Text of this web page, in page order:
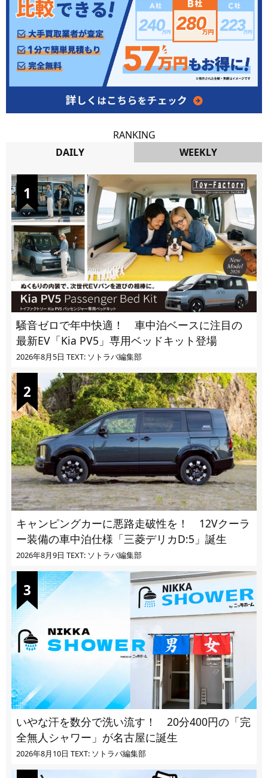
RANKING
DAILY
WEEKLY
騒音ゼロで年中快適！ 車中泊ベースに注目の
最新EV「Kia PV5」専用ベッドキット登場
2026年8月5日 TEXT: ソトラバ編集部
キャンピングカーに悪路走破性を！ 12Vクーラ
ー装備の車中泊仕様「三菱デリカD:5」誕生
2026年8月9日 TEXT: ソトラバ編集部
いやな汗を数分で洗い流す！ 20分400円の「完
全無人シャワー」が名古屋に誕生
2026年8月10日 TEXT: ソトラバ編集部